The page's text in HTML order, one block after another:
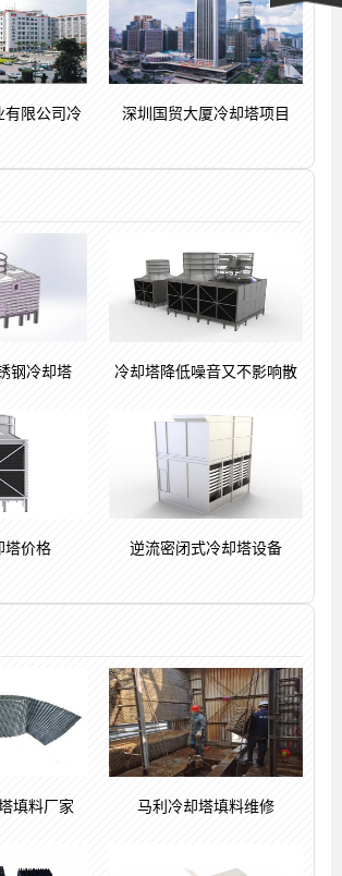
有限公司冷 深圳国贸大厦冷却塔项目
钢冷却塔 冷却塔降低噪音又不影响散
塔价格 逆流密闭式冷却塔设备
填料厂家 马利冷却塔填料维修